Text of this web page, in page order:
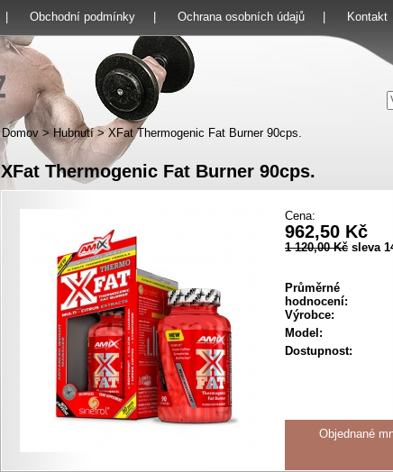
Obchodní podmínky Ochrana osobních údajů Kontakt
Domov > Hubnutí>XFat Thermogenic Fat Burner 90cps.
XFat Thermogenic Fat Burner 90cps.
Cena:
962,50 Kč
1 120,00 Kč sleva
Průměrné
hodnocení:
Výrobce:
Model:
Dostupnost:
Objednané